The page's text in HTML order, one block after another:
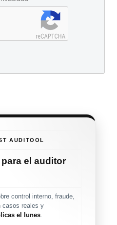
AUDITOOL
el auditor
control interno, fraude,
casos reales y
el lunes.